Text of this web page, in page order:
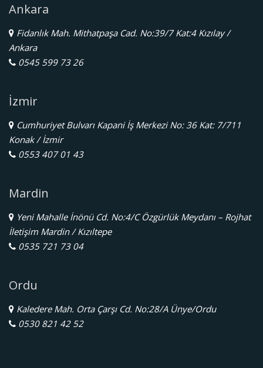
Ankara
Fidanlık Mah. Mithatpaşa Cad. No:39/7 Kat:4 Kızılay /
Ankara
0545 599 73 26
İzmir
Cumhuriyet Bulvarı Kapani İş Merkezi No: 36 Kat: 7/711
Konak / İzmir
0553 407 01 43
Mardin
Yeni Mahalle İnönü Cd. No:4/C Özgürlük Meydanı – Rojhat
İletişim Mardin / Kızıltepe
0535 721 73 04
Ordu
Kaledere Mah. Orta Çarşı Cd. No:28/A Ünye/Ordu
0530 821 42 52